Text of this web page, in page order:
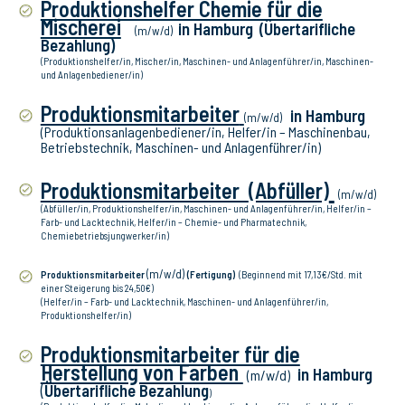
Produktionshelfer Chemie für die
Mischerei (m/w/d) in Hamburg (Übertarifliche
Bezahlung)
(Produktionshelfer/in, Mischer/in, Maschinen- und Anlagenführer/in, Maschinen-
und Anlagenbediener/in)
Produktionsmitarbeiter (m/w/d) in Hamburg
(Produktionsanlagenbediener/in, Helfer/in – Maschinenbau,
Betriebstechnik, Maschinen- und Anlagenführer/in)
Produktionsmitarbeiter (Abfüller) (m/w/d)
(Abfüller/in, Produktionshelfer/in, Maschinen- und Anlagenführer/in, Helfer/in –
Farb- und Lacktechnik, Helfer/in – Chemie- und Pharmatechnik,
Chemiebetriebsjungwerker/in)
Produktionsmitarbeiter(m/w/d)(Fertigung) (Beginnend mit 17,13€/Std. mit
einer Steigerung bis 24,50€)
(Helfer/in – Farb- und Lacktechnik, Maschinen- und Anlagenführer/in,
Produktionshelfer/in)
Produktionsmitarbeiter für die
Herstellung von Farben (m/w/d) in Hamburg
(Übertarifliche Bezahlung)